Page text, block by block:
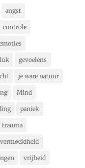
angst
controle
gevoelens
je ware natuur
Mind
paniek
trauma
vermoeidheid
vrijheid